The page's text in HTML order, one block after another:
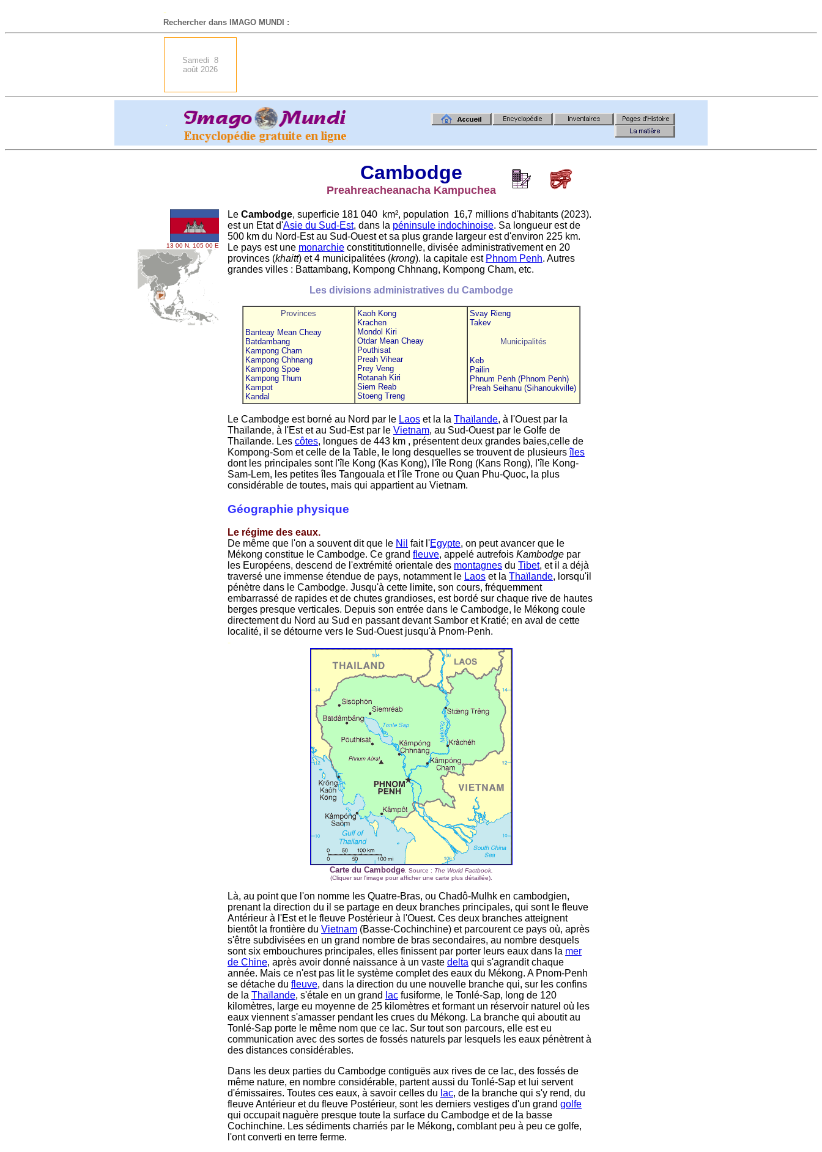
-
Rechercher dans IMAGO MUNDI :
Samedi 8
août 2026
.
-
Cambodge
Preahreacheanacha Kampuchea
13 00 N, 105 00 E
Le Cambodge, superficie 181,040 km², population 16,7 millions d'habitants (2023).
est un Etat d'Asie du Sud-Est, dans la péninsule indochinoise. Sa longueur est de
500 km du Nord-Est au Sud-Ouest et sa plus grande largeur est d'environ 225 km.
Le pays est une monarchie constititutionnelle, divisée administrativement en 20
provinces (khaitt) et 4 municipalitées (krong). la capitale est Phnom Penh. Autres
grandes villes : Battambang, Kompong Chhnang, Kompong Cham, etc.
Les divisions administratives du Cambodge
Provinces
Banteay Mean Cheay
Batdambang
Kampong Cham
Kampong Chhnang
Kampong Spoe
Kampong Thum
Kampot
Kandal
Kaoh Kong
Krachen
Mondol Kiri
Otdar Mean Cheay
Pouthisat
Preah Vihear
Prey Veng
Rotanah Kiri
Siem Reab
Stoeng Treng
Svay Rieng
Takev
Municipalités
Keb
Pailin
Phnum Penh (Phnom Penh)
Preah Seihanu (Sihanoukville)
Le Cambodge est borné au Nord par le Laos et la la Thaïlande, à l'Ouest par la
Thaïlande, à l'Est et au Sud-Est par le Vietnam, au Sud-Ouest par le Golfe de
Thaïlande. Les côtes, longues de 443 km , présentent deux grandes baies,celle de
Kompong-Som et celle de la Table, le long desquelles se trouvent de plusieursîles
dont les principales sont l'île Kong (Kas Kong), l'île Rong (Kans Rong), l'île Kong-
Sam-Lem, les petites îles Tangouala et l'île Trone ou Quan Phu-Quoc, la plus
considérable de toutes, mais qui appartient au Vietnam.
Géographie physique
Le régime des eaux.
De même que l'on a souvent dit que le Nil fait l'Egypte, on peut avancer que le
Mékong constitue le Cambodge. Ce grand fleuve, appelé autrefois Kambodge par
les Européens, descend de l'extrémité orientale des montagnes du Tibet, et il a déjà
traversé une immense étendue de pays, notamment le Laos et la Thaïlande, lorsqu'il
pénètre dans le Cambodge. Jusqu'à cette limite, son cours, fréquemment
embarrassé de rapides et de chutes grandioses, est bordé sur chaque rive de hautes
berges presque verticales. Depuis son entrée dans le Cambodge, le Mékong coule
directement du Nord au Sud en passant devant Sambor et Kratié; en aval de cette
localité, il se détourne vers le Sud-Ouest jusqu'à Pnom-Penh.
-
Carte du Cambodge. Source : The World Factbook.
(Cliquer sur l'image pour afficher une carte plus détaillée).
Là, au point que l'on nomme les Quatre-Bras, ou Chadô-Mulhk en cambodgien,
prenant la direction du il se partage en deux branches principales, qui sont le fleuve
Antérieur à l'Est et le fleuve Postérieur à l'Ouest. Ces deux branches atteignent
bientôt la frontière du Vietnam (Basse-Cochinchine) et parcourent ce pays où, après
s'être subdivisées en un grand nombre de bras secondaires, au nombre desquels
sont six embouchures principales, elles finissent par porter leurs eaux dans la mer
de Chine, après avoir donné naissance à un vaste delta qui s'agrandit chaque
année. Mais ce n'est pas lit le système complet des eaux du Mékong. A Pnom-Penh
se détache du fleuve, dans la direction du une nouvelle branche qui, sur les confins
de la Thaïlande, s'étale en un grand lac fusiforme, le Tonlé-Sap, long de 120
kilomètres, large eu moyenne de 25 kilomètres et formant un réservoir naturel où les
eaux viennent s'amasser pendant les crues du Mékong. La branche qui aboutit au
Tonlé-Sap porte le même nom que ce lac. Sur tout son parcours, elle est eu
communication avec des sortes de fossés naturels par lesquels les eaux pénètrent à
des distances considérables.
Dans les deux parties du Cambodge contiguës aux rives de ce lac, des fossés de
même nature, en nombre considérable, partent aussi du Tonlé-Sap et lui servent
d'émissaires. Toutes ces eaux, à savoir celles du lac, de la branche qui s'y rend, du
fleuve Antérieur et du fleuve Postérieur, sont les derniers vestiges d'un grand golfe
qui occupait naguère presque toute la surface du Cambodge et de la basse
Cochinchine. Les sédiments charriés par le Mékong, comblant peu à peu ce golfe,
l'ont converti en terre ferme.